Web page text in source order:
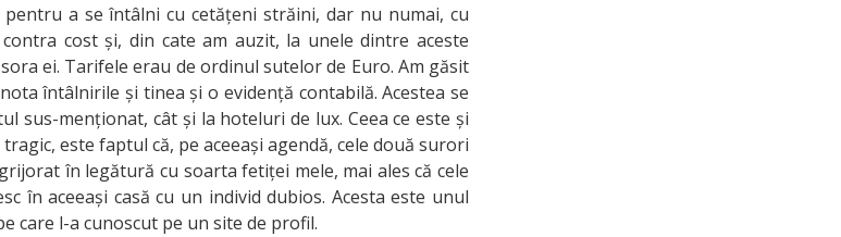
a se întâlni cu cetățeni străini, dar nu numai, cu
cost și, din cate am auzit, la unele dintre aceste
ei. Tarifele erau de ordinul sutelor de Euro. Am găsit
întâlnirile și tinea și o evidență contabilă. Acestea se
sus-menționat, cât și la hoteluri de lux. Ceea ce este și
este faptul că, pe aceeași agendă, cele două surori
în legătură cu soarta fetiței mele, mai ales că cele
în aceeași casă cu un individ dubios. Acesta este unul
care l-a cunoscut pe un site de profil.